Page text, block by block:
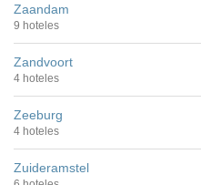
Zaandam
9 hoteles
Zandvoort
4 hoteles
Zeeburg
4 hoteles
Zuideramstel